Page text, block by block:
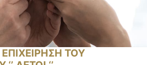
ΕΠΙΧΕΙΡΗΣΗ ΤΟΥ